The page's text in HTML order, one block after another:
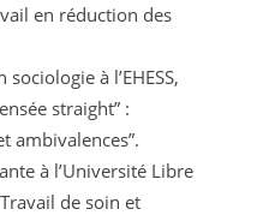
en réduction des
à l’EHESS,
straight” :
ambivalences”.
à l’Université Libre
de soin et